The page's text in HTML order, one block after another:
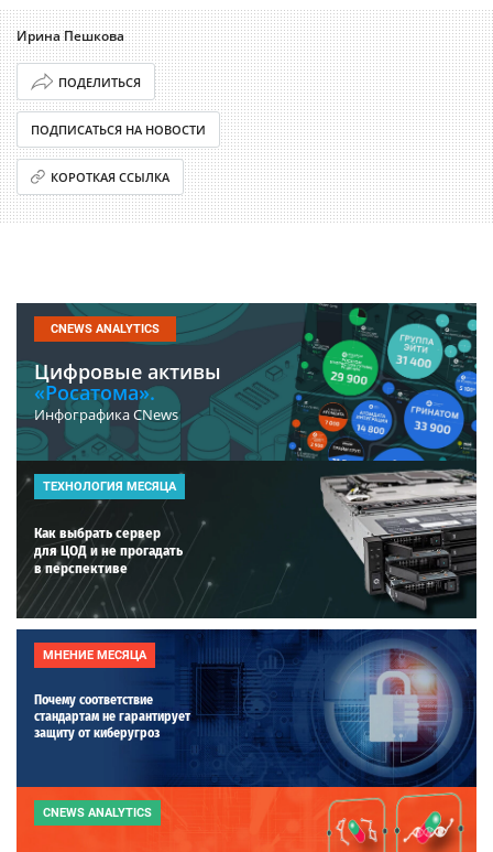
Ирина Пешкова
ПОДЕЛИТЬСЯ
ПОДПИСАТЬСЯ НА НОВОСТИ
КОРОТКАЯ ССЫЛКА
CNEWS ANALYTICS
Цифровые активы
«Росатома».
Инфографика CNews
ТЕХНОЛОГИЯ МЕСЯЦА
Как выбрать сервер
для ЦОД и не прогадать
в перспективе
МНЕНИЕ МЕСЯЦА
Почему соответствие
стандартам не гарантирует
защиту от киберугроз
CNEWS ANALYTICS